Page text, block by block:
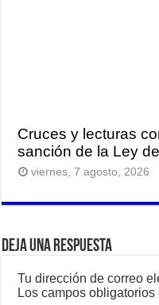
Cruces y lecturas
sanción de la Ley
viernes, 7 agosto, 2026
Deja una respuesta
Tu dirección de correo
Los campos